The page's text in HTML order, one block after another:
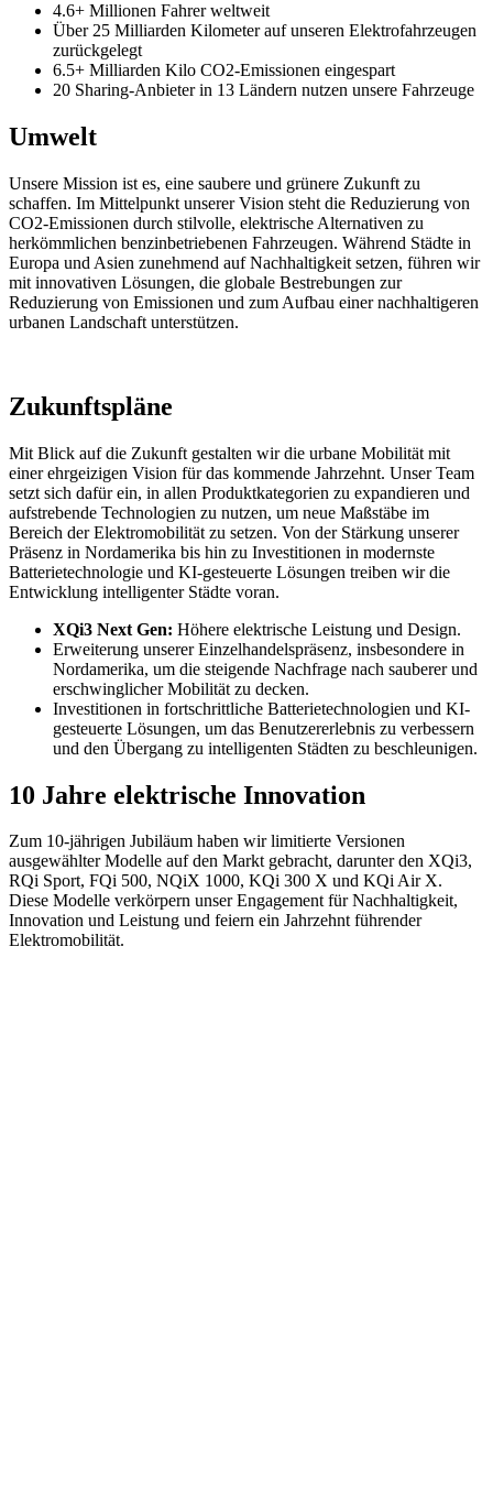
4.6+ Millionen Fahrer weltweit
Über 25 Milliarden Kilometer auf unseren Elektrofahrzeugen
zurückgelegt
6.5+ Milliarden Kilo CO2-Emissionen eingespart
20 Sharing-Anbieter in 13 Ländern nutzen unsere Fahrzeuge
Umwelt
Unsere Mission ist es, eine saubere und grünere Zukunft zu
schaffen. Im Mittelpunkt unserer Vision steht die Reduzierung von
CO2-Emissionen durch stilvolle, elektrische Alternativen zu
herkömmlichen benzinbetriebenen Fahrzeugen. Während Städte in
Europa und Asien zunehmend auf Nachhaltigkeit setzen, führen wir
mit innovativen Lösungen, die globale Bestrebungen zur
Reduzierung von Emissionen und zum Aufbau einer nachhaltigeren
urbanen Landschaft unterstützen.
Zukunftspläne
Mit Blick auf die Zukunft gestalten wir die urbane Mobilität mit
einer ehrgeizigen Vision für das kommende Jahrzehnt. Unser Team
setzt sich dafür ein, in allen Produktkategorien zu expandieren und
aufstrebende Technologien zu nutzen, um neue Maßstäbe im
Bereich der Elektromobilität zu setzen. Von der Stärkung unserer
Präsenz in Nordamerika bis hin zu Investitionen in modernste
Batterietechnologie und KI-gesteuerte Lösungen treiben wir die
Entwicklung intelligenter Städte voran.
XQi3 Next Gen: Höhere elektrische Leistung und Design.
Erweiterung unserer Einzelhandelspräsenz, insbesondere in
Nordamerika, um die steigende Nachfrage nach sauberer und
erschwinglicher Mobilität zu decken.
Investitionen in fortschrittliche Batterietechnologien und KI-
gesteuerte Lösungen, um das Benutzererlebnis zu verbessern
und den Übergang zu intelligenten Städten zu beschleunigen.
10 Jahre elektrische Innovation
Zum 10-jährigen Jubiläum haben wir limitierte Versionen
ausgewählter Modelle auf den Markt gebracht, darunter den XQi3,
RQi Sport, FQi 500, NQiX 1000, KQi 300 X und KQi Air X.
Diese Modelle verkörpern unser Engagement für Nachhaltigkeit,
Innovation und Leistung und feiern ein Jahrzehnt führender
Elektromobilität.